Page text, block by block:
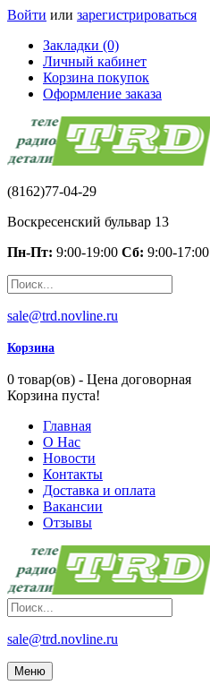
Войти или зарегистрироваться
Закладки (0)
Личный кабинет
Корзина покупок
Оформление заказа
(8162)77-04-29
Воскресенский бульвар 13
Пн-Пт: 9:00-19:00 Сб: 9:00-17:00
sale@trd.novline.ru
Корзина
0 товар(ов) - Цена договорная
Корзина пуста!
Главная
О Нас
Новости
Контакты
Доставка и оплата
Вакансии
Отзывы
sale@trd.novline.ru
Меню